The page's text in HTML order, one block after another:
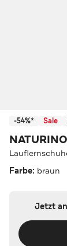
-54%* Sale
NATURINO
Farbe: braun
Jetzt